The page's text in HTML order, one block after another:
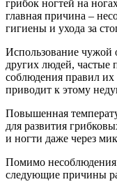
грибок ногтей на
главная причина –
гигиены и ухода за
Использование чужой
других людей, частые
соблюдения правил
приводит к этому
Повышенная
для развития
и ногти даже через
Помимо
следующие причины